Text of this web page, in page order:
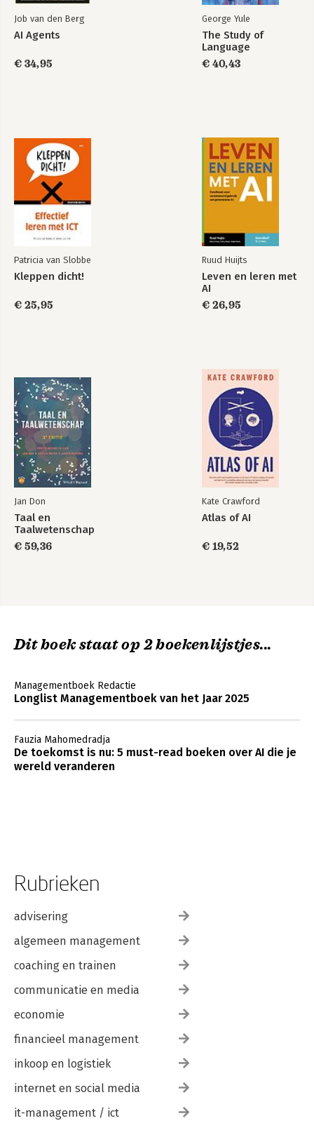
Bekijk alle boeken
Job van den Berg
AI Agents
€ 34,95
George Yule
The Study of
Language
€ 40,43
Patricia van Slobbe
Kleppen dicht!
€ 25,95
Ruud Huijts
Leven en leren met
AI
€ 26,95
Jan Don
Taal en
Taalwetenschap
€ 59,36
Kate Crawford
Atlas of AI
€ 19,52
Dit boek staat op 2 boekenlijstjes...
Managementboek Redactie
Longlist Managementboek van het Jaar 2025
Fauzia Mahomedradja
De toekomst is nu: 5 must-read boeken over AI die je
wereld veranderen
Rubrieken
advisering
algemeen management
coaching en trainen
communicatie en media
economie
financieel management
inkoop en logistiek
internet en social media
it-management / ict